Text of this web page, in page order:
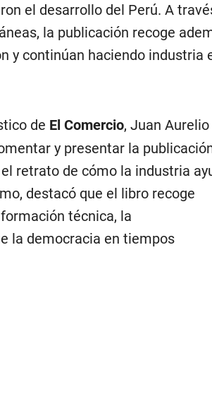
el desarrollo del Perú. A
la publicación recoge
y continúan haciendo industria
de El Comercio, Juan Aurelio
y presentar la
retrato de cómo la industria
destacó que el libro recoge
técnica, la
la democracia en tiempos